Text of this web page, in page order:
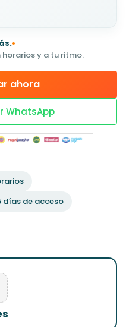
•
y a tu ritmo.
ahora
WhatsApp
días de acceso